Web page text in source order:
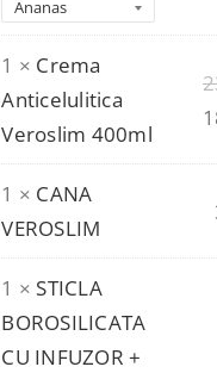
1 × Crema
Anticelulitica
Veroslim 400ml
1 × CANA
VEROSLIM
1 × STICLA
BOROSILICATA
CU INFUZOR +